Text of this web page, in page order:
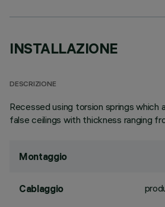
INSTALLAZIONE
DESCRIZIONE
Recessed using torsion springs which
false ceilings with thickness ranging
Montaggio
Cablaggio